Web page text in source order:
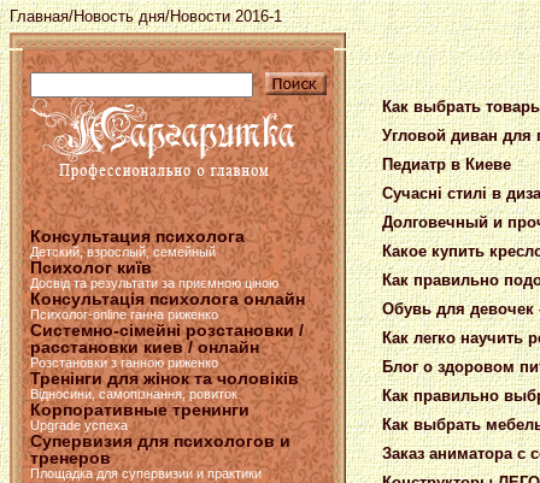
Главная/Новость дня/Новости 2016-1
Консультация психолога
Детский, взрослый, семейный
Психолог київ
Досвід та результати за приємною ціною
Консультація психолога онлайн
Психолог-online ганна риженко
Системно-сімейні розстановки /
расстановки киев / онлайн
Розстановки з ганною риженко
Тренінги для жінок та чоловіків
Відносини, самопізнання, ровиток
Корпоративные тренинги
Upgrade успеха
Супервизия для психологов и
тренеров
Площадка для супервизии и практики
Как выбрать
Угловой диван для
Педиатр в Киеве
Сучасні стилі в
Долговечный и
Какое купить
Как правильно
Обувь для девочек
Как легко научить
Блог о здоровом
Как правильно
Как выбрать
Заказ аниматора с